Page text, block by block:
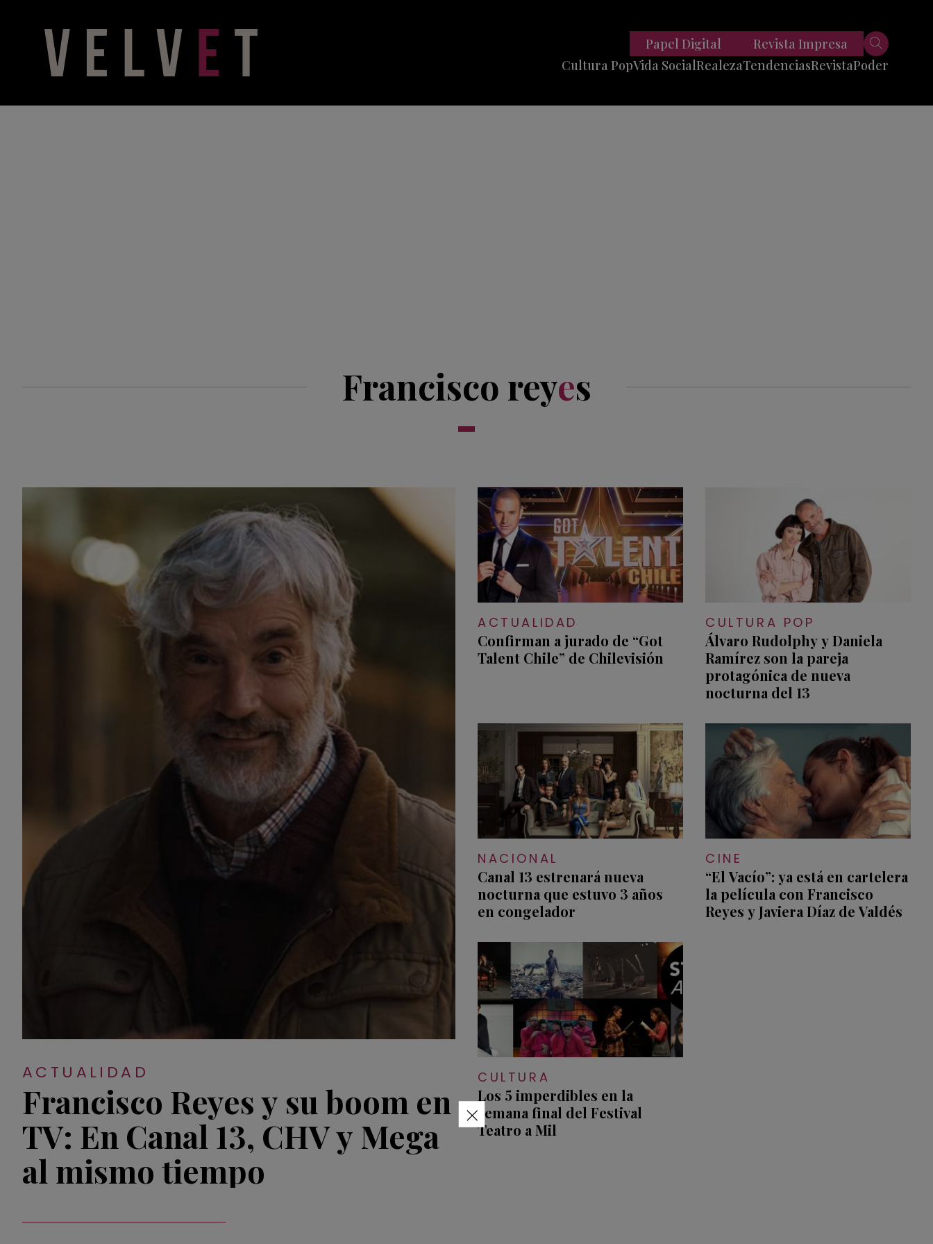
Cultura PopVida SocialRealezaTendenciasRevistaPoder
Papel Digital Revista Impresa
Francisco reyes
ACTUALIDAD
Francisco Reyes y su boom en
TV: En Canal 13, CHV y Mega
al mismo tiempo
ACTUALIDAD
Confirman a jurado de “Got
Talent Chile” de Chilevisión
CULTURA POP
Álvaro Rudolphy y Daniela
Ramírez son la pareja
protagónica de nueva
nocturna del 13
NACIONAL
Canal 13 estrenará nueva
nocturna que estuvo 3 años
en congelador
CINE
“El Vacío”: ya está en cartelera
la película con Francisco
Reyes y Javiera Díaz de Valdés
CULTURA
Los 5 imperdibles en la
semana final del Festival
Teatro a Mil
×